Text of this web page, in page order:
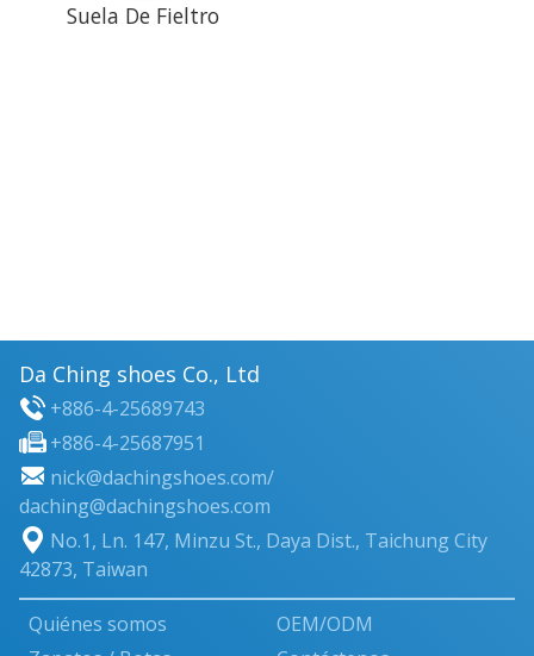
Suela De Fieltro
Da Ching shoes Co., Ltd
+886-4-25689743
+886-4-25687951
nick@dachingshoes.com/
daching@dachingshoes.com
No.1, Ln. 147, Minzu St., Daya Dist., Taichung City
42873, Taiwan
Quiénes somos
OEM/ODM